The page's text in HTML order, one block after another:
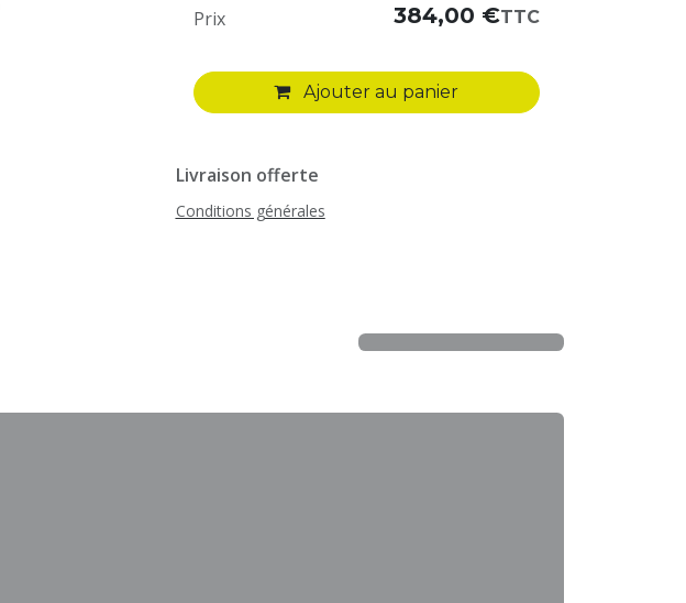
Ajouter au panier
Prix 384,00 €TTC
Livraison offerte
Conditions générales